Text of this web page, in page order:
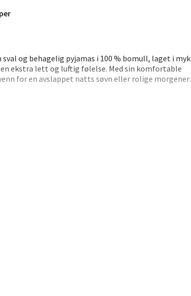
sval og behagelig pyjamas i 100 % bomull, laget i myk
ekstra lett og luftig følelse. Med sin komfortable
for en avslappet natts søvn eller rolige morgener
Kristiansand - Markens